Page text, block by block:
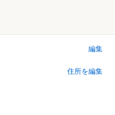
編集
住所を編集